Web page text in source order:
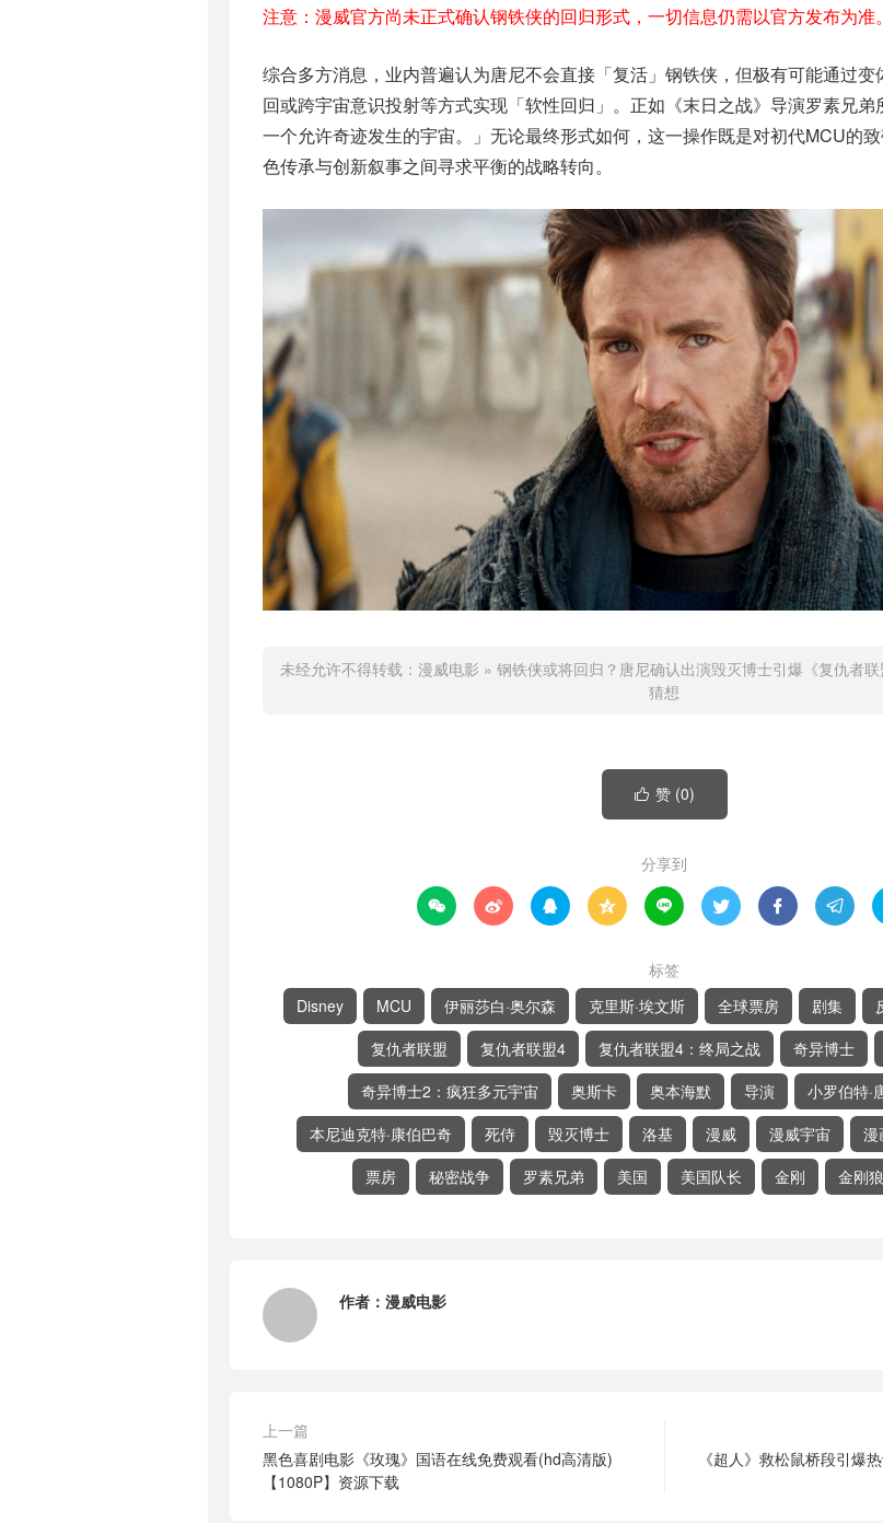
注意：漫威官方尚未正式确认钢铁侠的回归形式，一切信息仍需以官方发布为准。
综合多方消息，业内普遍认为唐尼不会直接「复活」钢铁侠，但极有可能通过变
回或跨宇宙意识投射等方式实现「软性回归」。正如《末日之战》导演罗素兄
一个允许奇迹发生的宇宙。」无论最终形式如何，这一操作既是对初代MCU的
色传承与创新叙事之间寻求平衡的战略转向。
未经允许不得转载： 漫威电影 » 钢铁侠或将回归？唐尼确认出演毁灭博士引爆《复仇者
猜想
 赞 (0)
分享到
       
标签
Disney
MCU 伊丽莎白·奥尔森 克里斯·埃文斯 全球票房 剧集
复仇者联盟
复仇者联盟4 复仇者联盟4：终局之战 奇异博士
奇异博士2：疯狂多元宇宙
奥斯卡 奥本海默 导演 小罗伯特·
本尼迪克特·康伯巴奇
死侍 毁灭博士 洛基 漫威 漫威宇宙 漫
票房
秘密战争 罗素兄弟 美国 美国队长 金刚 金刚狼
作者： 漫威电影
上一篇
黑色喜剧电影《玫瑰》国语在线免费观看(hd高清版)
【1080P】资源下载
《超人》救松鼠桥段引爆